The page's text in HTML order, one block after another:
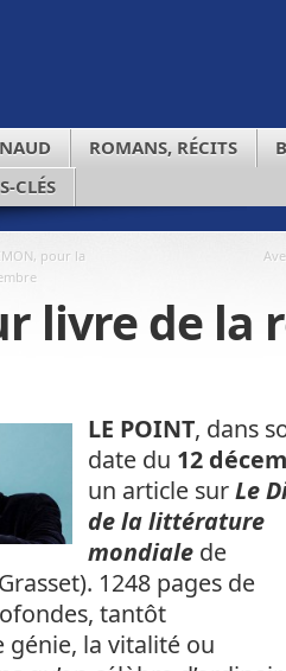
ROMANS, RÉCITS
CLÉS
pour la
livre de la
LE POINT, dans
date du 12
un article surLe
de la littérature
mondiale de
1248 pages de
tantôt
génie, la vitalité ou